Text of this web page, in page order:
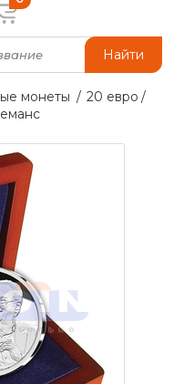
Найти
монеты
20 евро